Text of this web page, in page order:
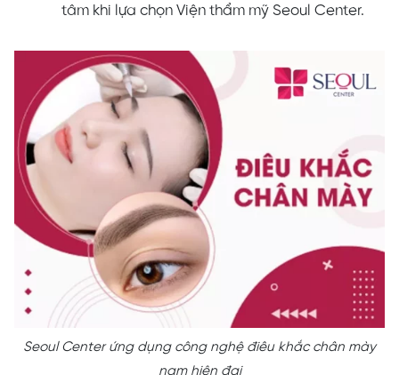
tâm khi lựa chọn Viện thẩm mỹ Seoul Center.
Seoul Center ứng dụng công nghệ điêu khắc chân mày
nam hiện đại